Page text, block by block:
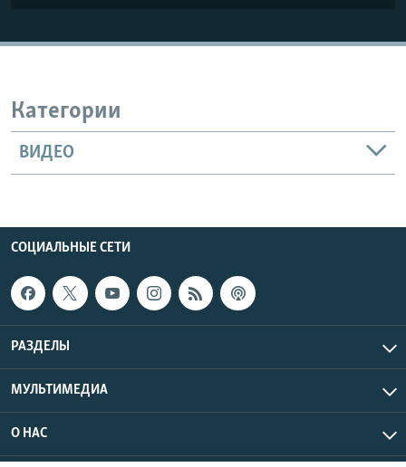
Категории
ВИДЕО
СОЦИАЛЬНЫЕ СЕТИ
РАЗДЕЛЫ
МУЛЬТИМЕДИА
О НАС